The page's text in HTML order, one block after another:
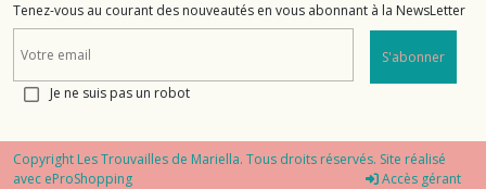
Tenez-vous au courant des nouveautés en vous abonnant à la NewsLetter
S'abonner
Je ne suis pas un robot
Copyright Les Trouvailles de Mariella. Tous droits réservés. Site réalisé
avec eProShopping Accès gérant